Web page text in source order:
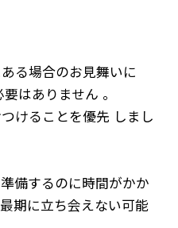
る場合のお見舞いに
はありません 。
けることを優先 しまし
備するのに時間がかか
期に立ち会えない可能